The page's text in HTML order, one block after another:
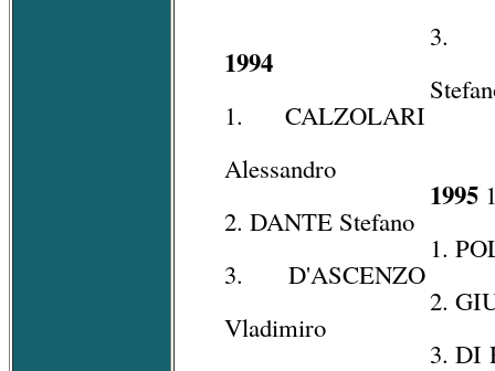
1994
1. CALZOLARI
Alessandro
2. DANTE Stefano
3. D'ASCENZO
Vladimiro
3.
1995
1.
2.
3. DI